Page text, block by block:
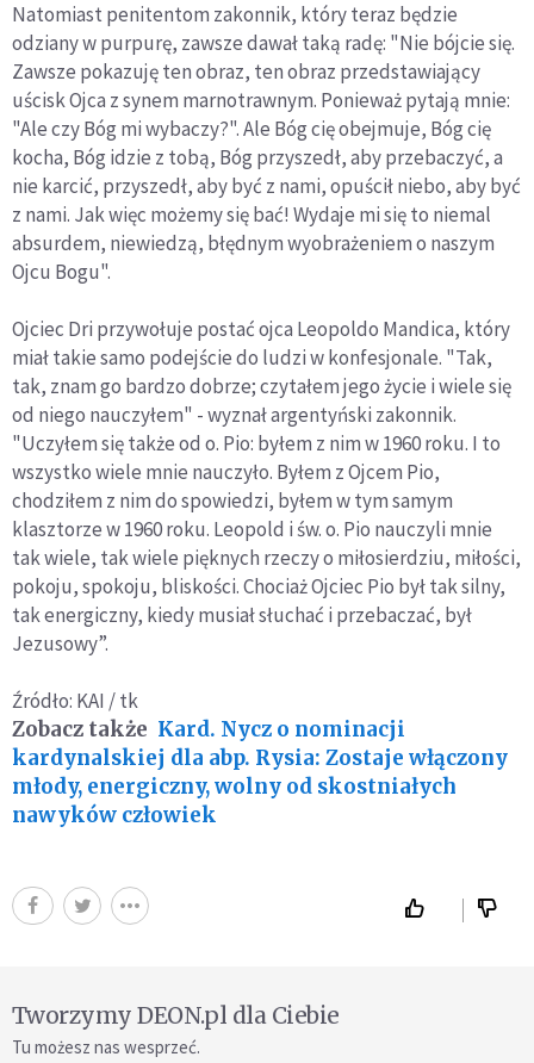
Natomiast penitentom zakonnik, który teraz będzie
odziany w purpurę, zawsze dawał taką radę: "Nie bójcie się.
Zawsze pokazuję ten obraz, ten obraz przedstawiający
uścisk Ojca z synem marnotrawnym. Ponieważ pytają mnie:
"Ale czy Bóg mi wybaczy?". Ale Bóg cię obejmuje, Bóg cię
kocha, Bóg idzie z tobą, Bóg przyszedł, aby przebaczyć, a
nie karcić, przyszedł, aby być z nami, opuścił niebo, aby być
z nami. Jak więc możemy się bać! Wydaje mi się to niemal
absurdem, niewiedzą, błędnym wyobrażeniem o naszym
Ojcu Bogu".
Ojciec Dri przywołuje postać ojca Leopoldo Mandica, który
miał takie samo podejście do ludzi w konfesjonale. "Tak,
tak, znam go bardzo dobrze; czytałem jego życie i wiele się
od niego nauczyłem" - wyznał argentyński zakonnik.
"Uczyłem się także od o. Pio: byłem z nim w 1960 roku. I to
wszystko wiele mnie nauczyło. Byłem z Ojcem Pio,
chodziłem z nim do spowiedzi, byłem w tym samym
klasztorze w 1960 roku. Leopold i św. o. Pio nauczyli mnie
tak wiele, tak wiele pięknych rzeczy o miłosierdziu, miłości,
pokoju, spokoju, bliskości. Chociaż Ojciec Pio był tak silny,
tak energiczny, kiedy musiał słuchać i przebaczać, był
Jezusowy”.
Źródło: KAI / tk
Zobacz także Kard. Nycz o nominacji
kardynalskiej dla abp. Rysia: Zostaje włączony
młody, energiczny, wolny od skostniałych
nawyków człowiek
Tworzymy DEON.pl dla Ciebie
Tu możesz nas wesprzeć.